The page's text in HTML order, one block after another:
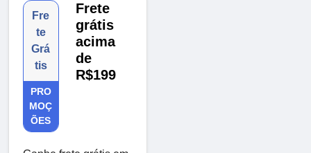
Fre
te
Grá
tis
PRO
MOÇ
ÕES
Frete
grátis
acima
de
R$199